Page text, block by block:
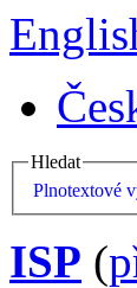
Hledat
Plnotextové
ISP (